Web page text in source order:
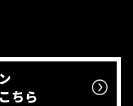
ちら